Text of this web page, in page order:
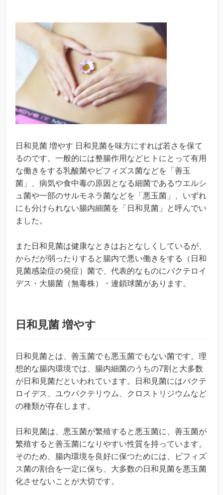
日和見菌 増やす 日和見菌を味方にすれば若さを保て
るのです。一般的には整腸作用などヒトにとって有用
な働きをする乳酸菌やビフィズス菌などを「善玉
菌」、病気や食中毒の原因となる細菌であるウエルシ
ュ菌や一部のサルモネラ菌などを「悪玉菌」、いずれ
にも分けられない腸内細菌を「日和見菌」と呼んでい
ました。
また日和見菌は健康なときはおとなしくしているが、
からだが弱ったりすると腸内で悪い働きをする（日和
見菌感染症の発症）菌で、代表的なものにバクテロイ
デス・大腸菌（無毒株）・連鎖球菌があります。
日和見菌 増やす
日和見菌とは、善玉菌でも悪玉菌でもない菌です。理
想的な腸内環境では、腸内細菌のうちの7割と大多数
が日和見菌だといわれています。日和見菌にはバクテ
ロイデス、ユウバクテリウム、クロストリジウムなど
の種類が存在します。
日和見菌は、悪玉菌が繁殖すると悪玉菌に、善玉菌が
繁殖すると善玉菌になりやすい性質を持っています。
そのため、腸内環境を良好に保つためには、ビフィズ
ス菌の割合を一定に保ち、大多数の日和見菌を悪玉菌
化させないことが大切です。